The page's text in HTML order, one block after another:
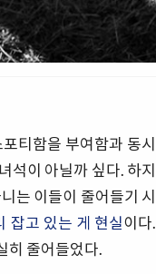
티함을 부여함과 동시
석이 아닐까 싶다. 하지
는 이들이 줄어들기 시
잡고 있는 게 현실이다.
히 줄어들었다.